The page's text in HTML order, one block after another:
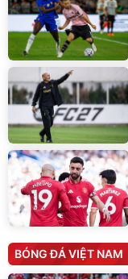
BÓNG ĐÁ VIỆT NAM